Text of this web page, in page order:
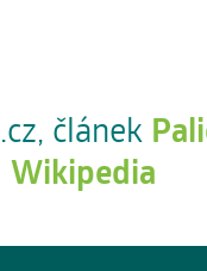
článek
Wikipedia